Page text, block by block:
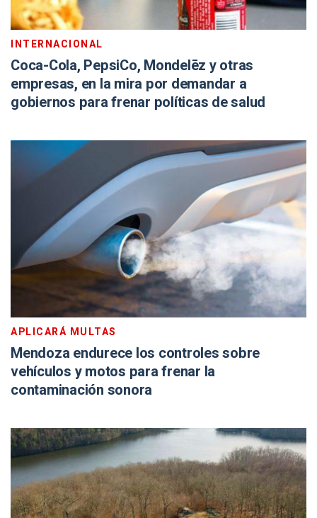
INTERNACIONAL
Coca-Cola, PepsiCo, Mondelēz y otras
empresas, en la mira por demandar a
gobiernos para frenar políticas de salud
APLICARÁ MULTAS
Mendoza endurece los controles sobre
vehículos y motos para frenar la
contaminación sonora